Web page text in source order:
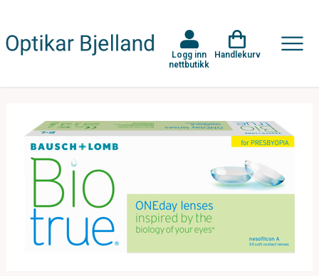
Logg inn
nettbutikk
Handlekurv